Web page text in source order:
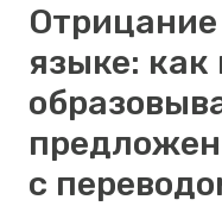
языке: как
с